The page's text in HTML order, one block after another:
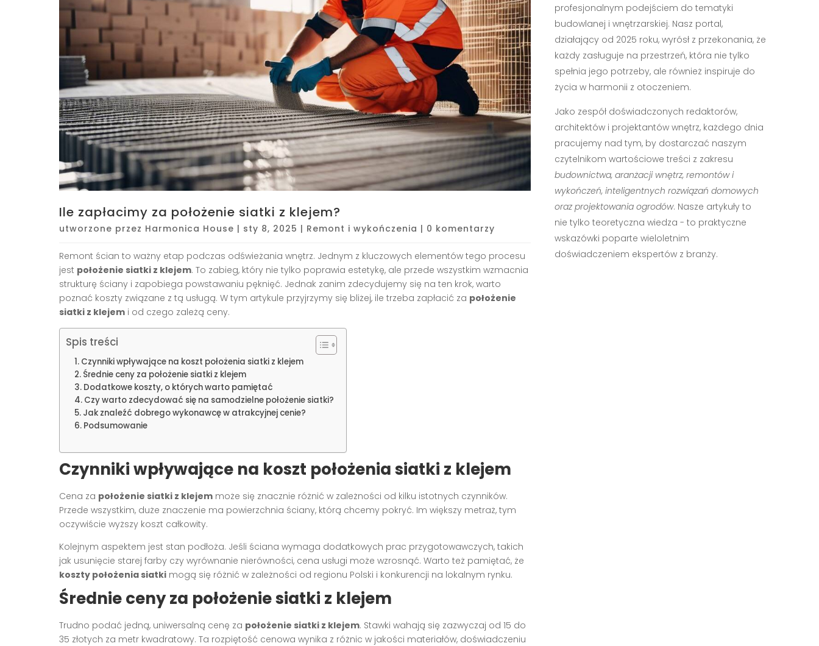
Ile zapłacimy za położenie siatki z klejem?
utworzone przez Harmonica House | sty 8, 2025 | Remont i wykończenia | 0 komentarzy
Remont ścian to ważny etap podczas odświeżania wnętrz. Jednym z kluczowych elementów tego procesu
jest położenie siatki z klejem. To zabieg, który nie tylko poprawia estetykę, ale przede wszystkim wzmacnia
strukturę ściany i zapobiega powstawaniu pęknięć. Jednak zanim zdecydujemy się na ten krok, warto
poznać koszty związane z tą usługą. W tym artykule przyjrzymy się bliżej, ile trzeba zapłacić za położenie
siatki z klejem i od czego zależą ceny.
Spis treści
Czynniki wpływające na koszt położenia siatki z klejem
Średnie ceny za położenie siatki z klejem
Dodatkowe koszty, o których warto pamiętać
Czy warto zdecydować się na samodzielne położenie siatki?
Jak znaleźć dobrego wykonawcę w atrakcyjnej cenie?
Podsumowanie
Czynniki wpływające na koszt położenia siatki z klejem
Cena za położenie siatki z klejem może się znacznie różnić w zależności od kilku istotnych czynników.
Przede wszystkim, duże znaczenie ma powierzchnia ściany, którą chcemy pokryć. Im większy metraż, tym
oczywiście wyższy koszt całkowity.
Kolejnym aspektem jest stan podłoża. Jeśli ściana wymaga dodatkowych prac przygotowawczych, takich
jak usunięcie starej farby czy wyrównanie nierówności, cena usługi może wzrosnąć. Warto też pamiętać, że
koszty położenia siatki mogą się różnić w zależności od regionu Polski i konkurencji na lokalnym rynku.
Średnie ceny za położenie siatki z klejem
Trudno podać jedną, uniwersalną cenę za położenie siatki z klejem. Stawki wahają się zazwyczaj od 15 do
35 złotych za metr kwadratowy. Ta rozpiętość cenowa wynika z różnic w jakości materiałów, doświadczeniu
profesjonalnym podejściem do tematyki
budowlanej i wnętrzarskiej. Nasz portal,
działający od 2025 roku, wyrósł z przekonania, że
każdy zasługuje na przestrzeń, która nie tylko
spełnia jego potrzeby, ale również inspiruje do
życia w harmonii z otoczeniem.
Jako zespół doświadczonych redaktorów,
architektów i projektantów wnętrz, każdego dnia
pracujemy nad tym, by dostarczać naszym
czytelnikom wartościowe treści z zakresu
budownictwa, aranżacji wnętrz, remontów i
wykończeń, inteligentnych rozwiązań domowych
oraz projektowania ogrodów. Nasze artykuły to
nie tylko teoretyczna wiedza - to praktyczne
wskazówki poparte wieloletnim
doświadczeniem ekspertów z branży.